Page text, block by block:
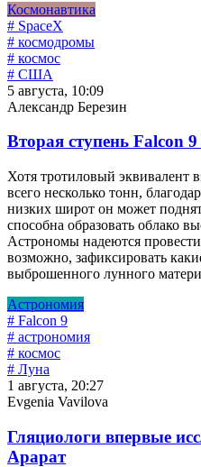
Космонавтика
# SpaceX
# космодромы
# космос
# США
5 августа, 10:09
Александр Березин
Вторая ступень Falcon
Хотя тротиловый эквивалент
всего несколько тонн,
низких широт он может
способна образовать облако
Астрономы надеются
возможно, зафиксировать
выброшенного лунного
Астрономия
# Falcon 9
# астрономия
# космос
# Луна
1 августа, 20:27
Evgenia Vavilova
Гляциологи впервые
Арарат